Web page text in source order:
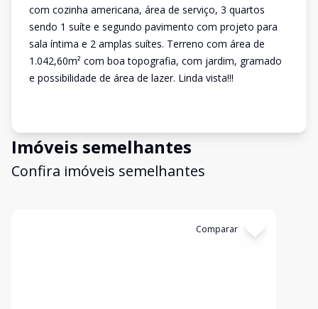
com cozinha americana, área de serviço, 3 quartos
sendo 1 suíte e segundo pavimento com projeto para
sala íntima e 2 amplas suítes. Terreno com área de
1.042,60m² com boa topografia, com jardim, gramado
e possibilidade de área de lazer. Linda vista!!!
Imóveis semelhantes
Confira imóveis semelhantes
Comparar